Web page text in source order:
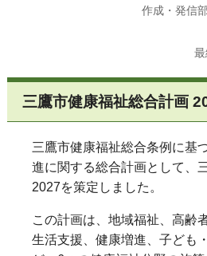
作成・発信
三鷹市健康福祉総合計画
三鷹市健康福祉総合条例に基
進に関する総合計画として、
2027を策定しました。
この計画は、地域福祉、高齢
生活支援、健康増進、子ども